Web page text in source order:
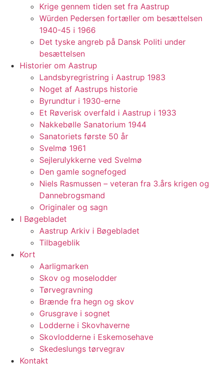
Krige gennem tiden set fra Aastrup
Würden Pedersen fortæller om besættelsen
1940-45 i 1966
Det tyske angreb på Dansk Politi under
besættelsen
Historier om Aastrup
Landsbyregristring i Aastrup 1983
Noget af Aastrups historie
Byrundtur i 1930-erne
Et Røverisk overfald i Aastrup i 1933
Nakkebølle Sanatorium 1944
Sanatoriets første 50 år
Svelmø 1961
Sejlerulykkerne ved Svelmø
Den gamle sognefoged
Niels Rasmussen – veteran fra 3.års krigen og
Dannebrogsmand
Originaler og sagn
I Bøgebladet
Aastrup Arkiv i Bøgebladet
Tilbageblik
Kort
Aarligmarken
Skov og moselodder
Tørvegravning
Brænde fra hegn og skov
Grusgrave i sognet
Lodderne i Skovhaverne
Skovlodderne i Eskemosehave
Skedeslungs tørvegrav
Kontakt